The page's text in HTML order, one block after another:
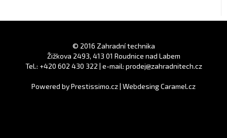
© 2016 Zahradní technika
Žižkova 2493, 413 01 Roudnice nad Labem
Tel.: +420 602 430 322 | e-mail: prodej@zahradnitech.cz
Powered byPrestissimo.cz| Webdesing Caramel.cz